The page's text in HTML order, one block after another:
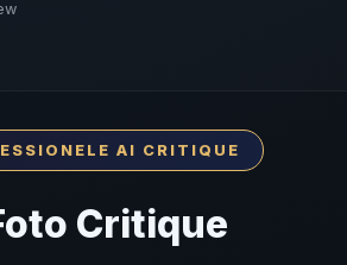
AI CRITIQUE
Critique